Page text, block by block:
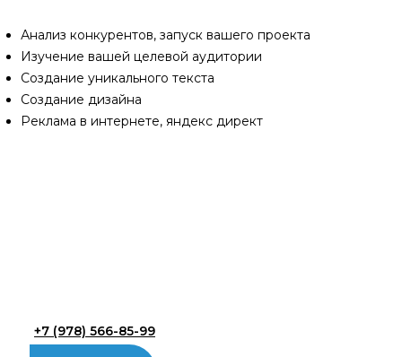
Анализ конкурентов, запуск вашего проекта
Изучение вашей целевой аудитории
Создание уникального текста
Создание дизайна
Реклама в интернете, яндекс директ
+7 (978) 566-85-99